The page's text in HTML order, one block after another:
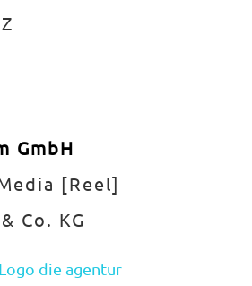
GmbH
[Reel]
Co. KG